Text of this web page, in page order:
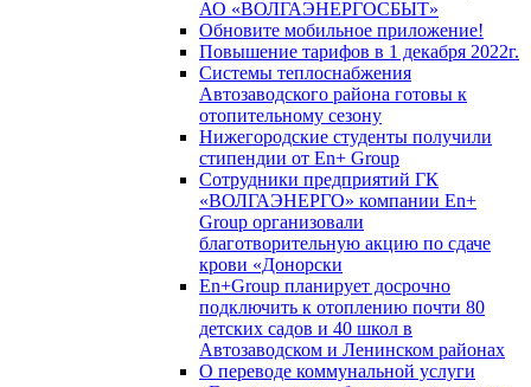
АО «ВОЛГАЭНЕРГОСБЫТ»
Обновите мобильное приложение!
Повышение тарифов в 1 декабря 2022г.
Системы теплоснабжения
Автозаводского района готовы к
отопительному сезону
Нижегородские студенты получили
стипендии от En+ Group
Сотрудники предприятий ГК
«ВОЛГАЭНЕРГО» компании En+
Group организовали
благотворительную акцию по сдаче
крови «Донорски
En+Group планирует досрочно
подключить к отоплению почти 80
детских садов и 40 школ в
Автозаводском и Ленинском районах
О переводе коммунальной услуги